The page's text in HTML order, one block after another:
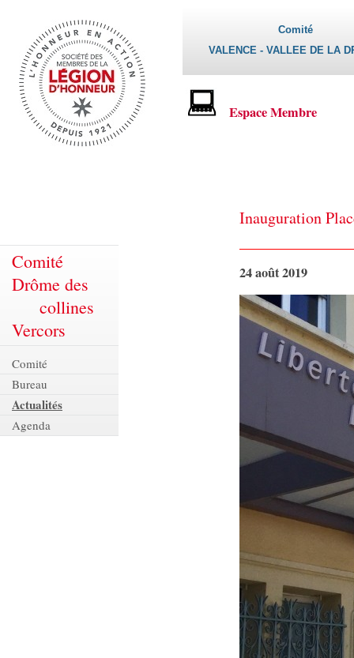
Comité
VALENCE - VALLEE DE LA
Espace Membre
Comité
Drôme des
collines
Vercors
Comité
Bureau
Actualités
Agenda
Inauguration
24 août 2019